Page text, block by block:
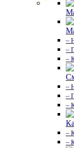
–
–
–
–
–
–
–
–